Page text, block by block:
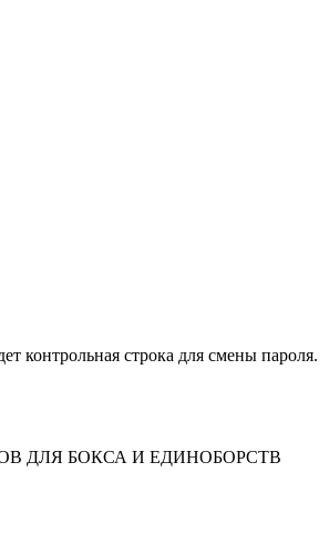
контрольная строка для смены пароля.
ДЛЯ БОКСА И ЕДИНОБОРСТВ